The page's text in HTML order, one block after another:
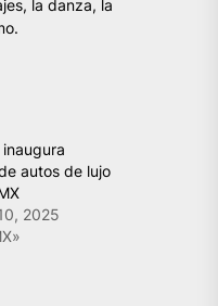
la danza, la
inaugura
autos de lujo
2025